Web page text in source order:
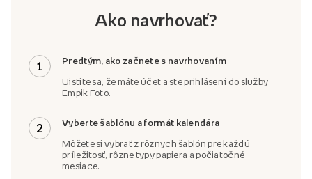
Ako navrhovať?
1 Predtým, ako začnete s navrhovaním
Uistite sa, že máte účet a ste prihlásení do služby
Empik Foto.
2 Vyberte šablónu a formát kalendára
Môžete si vybrať z rôznych šablón pre každú
príležitosť, rôzne typy papiera a počiatočné
mesiace.